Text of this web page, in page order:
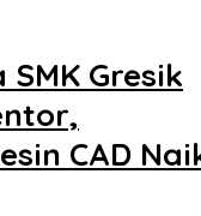
Gresik
CAD